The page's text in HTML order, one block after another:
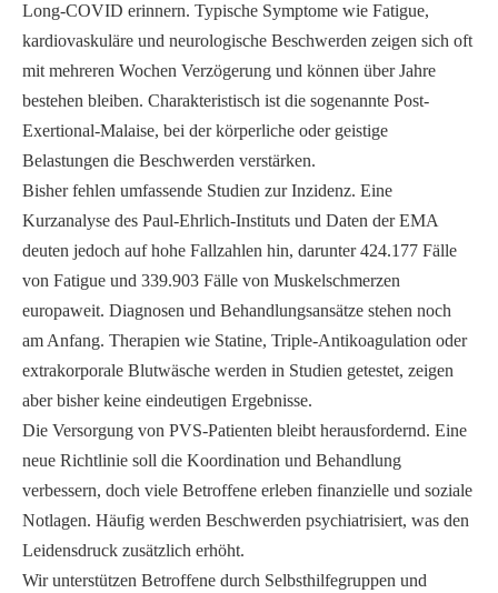
Long-COVID erinnern. Typische Symptome wie Fatigue,
kardiovaskuläre und neurologische Beschwerden zeigen sich oft
mit mehreren Wochen Verzögerung und können über Jahre
bestehen bleiben. Charakteristisch ist die sogenannte Post-
Exertional-Malaise, bei der körperliche oder geistige
Belastungen die Beschwerden verstärken.
Bisher fehlen umfassende Studien zur Inzidenz. Eine
Kurzanalyse des Paul-Ehrlich-Instituts und Daten der EMA
deuten jedoch auf hohe Fallzahlen hin, darunter 424.177 Fälle
von Fatigue und 339.903 Fälle von Muskelschmerzen
europaweit. Diagnosen und Behandlungsansätze stehen noch
am Anfang. Therapien wie Statine, Triple-Antikoagulation oder
extrakorporale Blutwäsche werden in Studien getestet, zeigen
aber bisher keine eindeutigen Ergebnisse.
Die Versorgung von PVS-Patienten bleibt herausfordernd. Eine
neue Richtlinie soll die Koordination und Behandlung
verbessern, doch viele Betroffene erleben finanzielle und soziale
Notlagen. Häufig werden Beschwerden psychiatrisiert, was den
Leidensdruck zusätzlich erhöht.
Wir unterstützen Betroffene durch Selbsthilfegruppen und